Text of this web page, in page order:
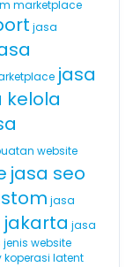
marketplace
jasa
jasa
kelola
website
jasa seo
jasa
jakarta jasa
jenis website
koperasi latent